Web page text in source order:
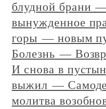
блудной брани
вынужденное
горы — новым
Болезнь —
И снова в
выжил —
молитва